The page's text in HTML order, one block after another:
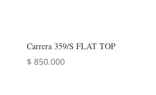
Carrera 359/S FLAT TOP
$ 850.000